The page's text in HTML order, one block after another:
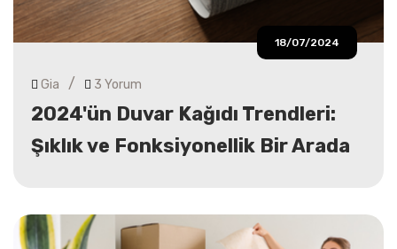
18/07/2024
Gia / 3 Yorum
2024'ün Duvar Kağıdı Trendleri:
Şıklık ve Fonksiyonellik Bir Arada